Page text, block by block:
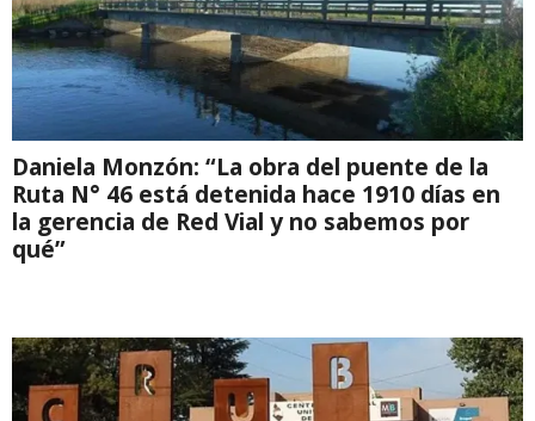
Daniela Monzón: “La obra del puente de la
Ruta N° 46 está detenida hace 1910 días en
la gerencia de Red Vial y no sabemos por
qué”